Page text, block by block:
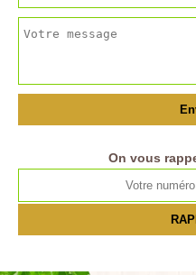
On vous